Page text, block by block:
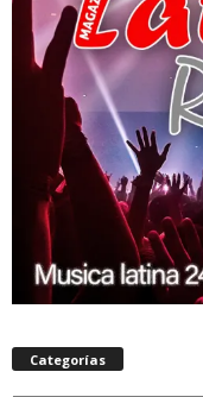
Categorías